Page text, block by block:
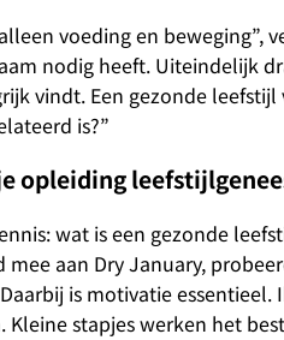
voeding en
nodig heeft. Uiteindelijk
vindt. Een gezonde
is?”
opleiding
wat is een gezonde
mee aan Dry January,
is motivatie
stapjes werken het